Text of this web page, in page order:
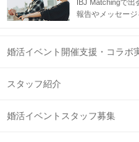
IBJ Matchingで出
報告やメッセー
婚活イベント開催支援・コラボ
スタッフ紹介
婚活イベントスタッフ募集